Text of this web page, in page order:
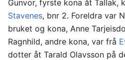
Gunvor, fyrste kona åt Tallak,
Stavenes, bnr 2. Foreldra var
bruket og kona, Anne
Ragnhild, andre kona, var frå
dotter åt Tarald Olavsson på